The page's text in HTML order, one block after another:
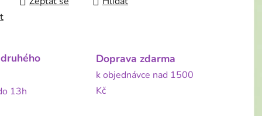
13h
Doprava zdarma
k objednávce nad 1500
Kč